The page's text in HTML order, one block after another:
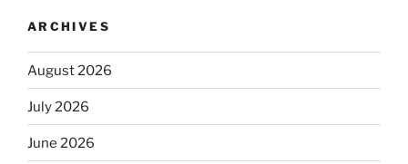
ARCHIVES
August 2026
July 2026
June 2026